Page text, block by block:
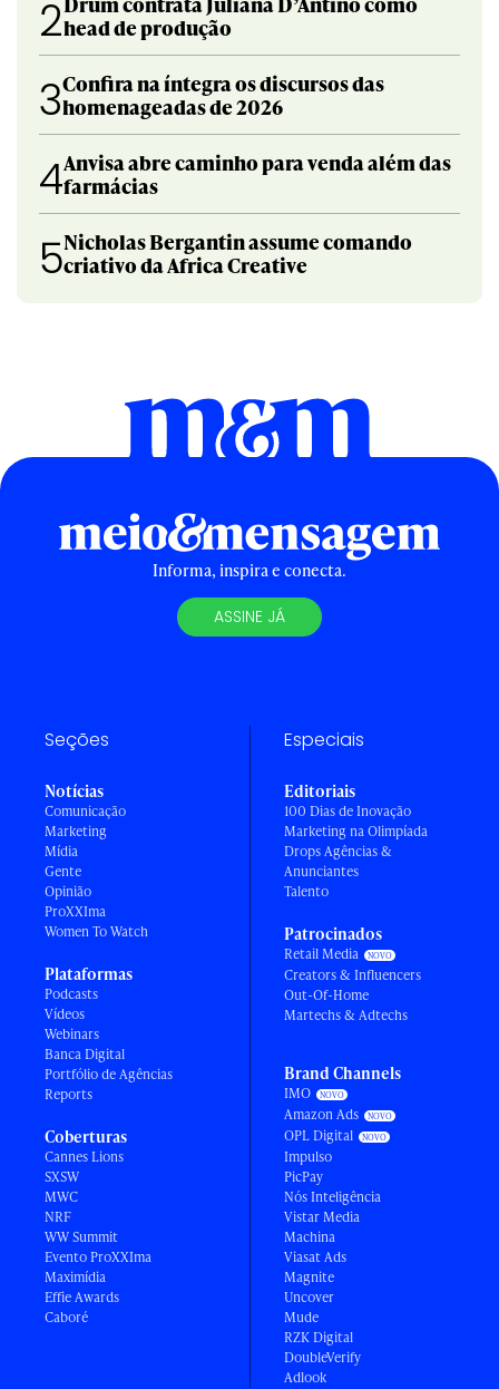
2head de produção
3Confira na íntegra os discursos das
homenageadas de 2026
4Anvisa abre caminho para venda além das
farmácias
5Nicholas Bergantin assume comando
criativo da Africa Creative
Informa, inspira e conecta.
ASSINE JÁ
Seções
Notícias
Comunicação
Marketing
Mídia
Gente
Opinião
ProXXIma
Women To Watch
Plataformas
Podcasts
Vídeos
Webinars
Banca Digital
Portfólio de Agências
Reports
Coberturas
Cannes Lions
SXSW
MWC
NRF
WW Summit
Evento ProXXIma
Maximídia
Effie Awards
Caboré
Especiais
Editoriais
100 Dias de Inovação
Marketing na Olimpíada
Drops Agências &
Anunciantes
Talento
Patrocinados
Retail Media
Creators & Influencers
Out-Of-Home
Martechs & Adtechs
Brand Channels
IMO
Amazon Ads
OPL Digital
Impulso
PicPay
Nós Inteligência
Vistar Media
Machina
Viasat Ads
Magnite
Uncover
Mude
RZK Digital
DoubleVerify
Adlook